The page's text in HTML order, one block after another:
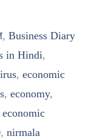
, Business Diary
in Hindi,
, economic
, economy,
, nirmala